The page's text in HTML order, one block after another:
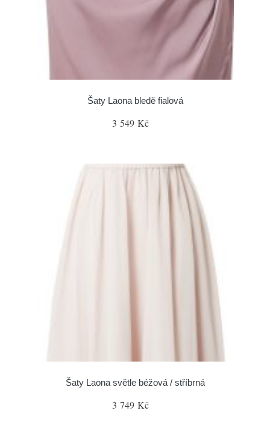
Šaty Laona bledě fialová
3 549 Kč
Šaty Laona světle béžová / stříbrná
3 749 Kč